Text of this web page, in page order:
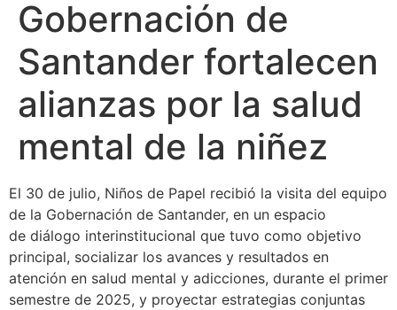
Gobernación de
Santander fortalecen
alianzas por la salud
mental de la niñez
El 30 de julio, Niños de Papel recibió la visita del equipo
de la Gobernación de Santander, en un espacio
de diálogo interinstitucional que tuvo como objetivo
principal, socializar los avances y resultados en
atención en salud mental y adicciones, durante el primer
semestre de 2025, y proyectar estrategias conjuntas